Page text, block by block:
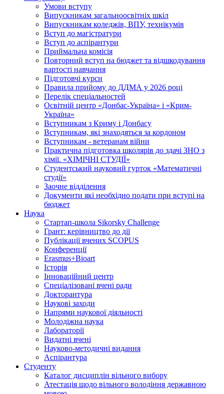
Умови вступу
Випускникам загальноосвітніх шкіл
Випускникам коледжів, ВПУ, технікумів
Вступ до магістратури
Вступ до аспірантури
Приймальна комісія
Повторний вступ на бюджет та відшкодування
вартості навчання
Підготовчі курси
Правила прийому до ДДМА у 2026 році
Перелік спеціальностей
Освітній центр «Донбас-Україна» і «Крим-
Україна»
Вступникам з Криму і Донбасу
Вступникам, які знаходяться за кордоном
Вступникам - ветеранам війни
Практична підготовка школярів до здачі ЗНО з
хімії. «ХІМІЧНІ СТУДІЇ»
Студентський науковий гурток «Математичні
студії»
Заочне відділення
Документи які необхідно подати при вступі на
бюджет
Наука
Стартап-школа Sikorsky Challenge
Грант: керівництво до дії
Публікації вчених SCOPUS
Конференції
Erasmus+Bioart
Історія
Інноваційний центр
Спеціалізовані вчені ради
Докторантура
Наукові заходи
Напрями наукової діяльності
Молодіжна наука
Лабораторії
Видатні вчені
Науково-методичні видання
Аспірантура
Студенту
Каталог дисциплін вільного вибору
Атестація щодо вільного володіння державною